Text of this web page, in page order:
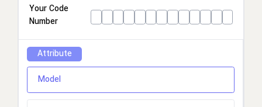
Your Code
Number
Attribute
Model